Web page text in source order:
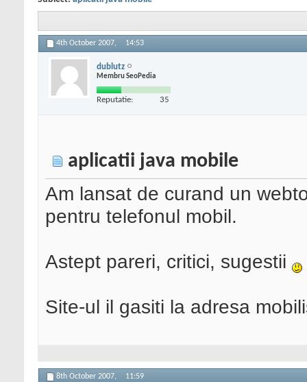
4th October 2007, 14:53
dublutz
Membru SeoPedia
Reputatie: 35
aplicatii java mobile
Am lansat de curand un
pentru telefonul mobil.
Astept pareri, critici, sugestii
Site-ul il gasiti la adresa
8th October 2007, 11:59